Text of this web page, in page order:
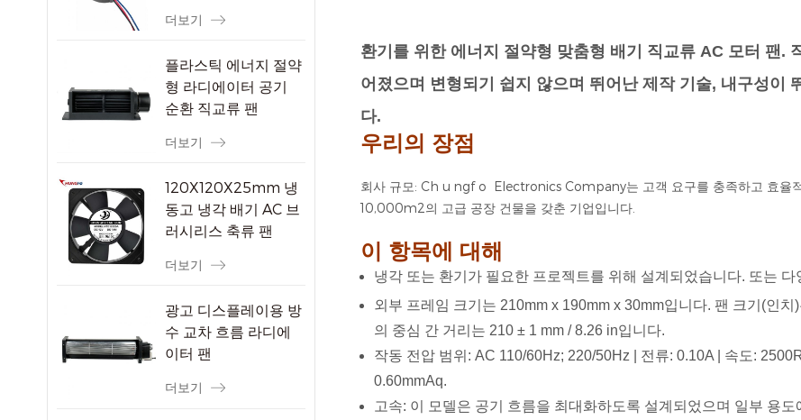
더보기
플라스틱 에너지 절약
형 라디에이터 공기
순환 직교류 팬
더보기
120X120X25mm 냉
동고 냉각 배기 AC 브
러시리스 축류 팬
더보기
광고 디스플레이용 방
수 교차 흐름 라디에
이터 팬
더보기
환기를 위한 에너지 절약형 맞춤형 배기 직교류 AC 모터 팬.
어졌으며 변형되기 쉽지 않으며 뛰어난 제작 기술, 내구성이
다.
우리의 장점
회사 규모: Ch u ngf o Electronics Company는 고객 요구를 충족하고 효율
10,000m2의 고급 공장 건물을 갖춘 기업입니다.
이 항목에 대해
냉각 또는 환기가 필요한 프로젝트를 위해 설계되었습니다. 또는
외부 프레임 크기는 210mm x 190mm x 30mm입니다. 팬 크기(인
의 중심 간 거리는 210 ± 1 mm / 8.26 in입니다.
작동 전압 범위: AC 110/60Hz; 220/50Hz | 전류: 0.10A | 속도:
0.60mmAq.
고속: 이 모델은 공기 흐름을 최대화하도록 설계되었으며 일부 용